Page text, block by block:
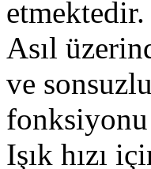
etmektedir.
Asıl
ve
fonksiyonu
Işık hızı